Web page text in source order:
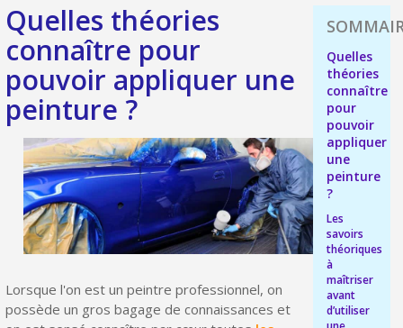
Inscription à la newsletter : 5€ de réduction
Livraison sous 24 h en France Métropolitaine
Livraison offerte en France métropolitaine pour 250€ d'achats
Paiement en 4x sans frais dès 30€ d'achats
Votre devis en ligne en moins d'1 minute
Partagez vos créations et obtenez des bons d'achat
Gagnez des points de fidélité à chaque commande
Quelles théories
connaître pour
pouvoir appliquer une
peinture ?
Lorsque l'on est un peintre professionnel, on
possède un gros bagage de connaissances et
Quelles
théories
connaître
pour
pouvoir
appliquer
une
peinture
?
Les
savoirs
théoriques
à
maîtriser
avant
d’utiliser